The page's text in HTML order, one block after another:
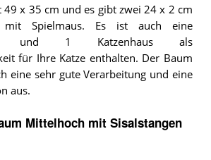
49 x 35 cm und es gibt zwei 24 x 2 cm
mit Spielmaus. Es ist auch eine
und 1 Katzenhaus als
für Ihre Katze enthalten. Der Baum
eine sehr gute Verarbeitung und eine
aus.
Mittelhoch mit Sisalstangen